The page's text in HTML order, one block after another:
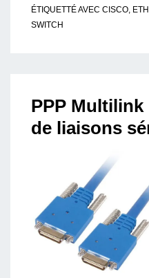
Cisco.
ÉTIQUETTÉ AVEC CISCO,
SWITCH
PPP
de liaisons